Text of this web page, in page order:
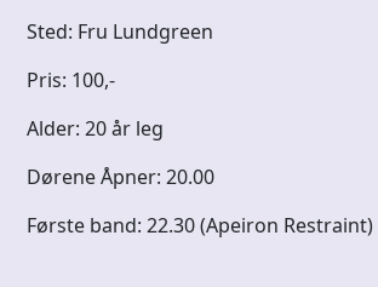
Sted: Fru Lundgreen
Pris: 100,-
Alder: 20 år leg
Dørene Åpner: 20.00
Første band: 22.30 (Apeiron Restraint)